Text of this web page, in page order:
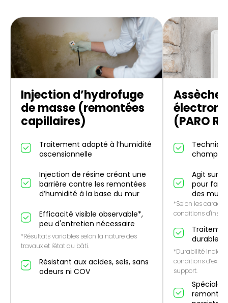
Injection d’hydrofuge
de masse (remontées
capillaires)
Traitement adapté à l’humidité
ascensionnelle
Injection de résine créant une
barrière contre les remontées
d’humidité à la base du mur
Efficacité visible observable*,
peu d'entretien nécessaire
*Résultats variables selon la nature des
travaux et l'état du bâti.
Résistant aux acides, sels, sans
odeurs ni COV
(PARO
champ
Agit sur
pour
des murs*
*Selon les
conditions
durable*
*Durabilité
conditions
support.